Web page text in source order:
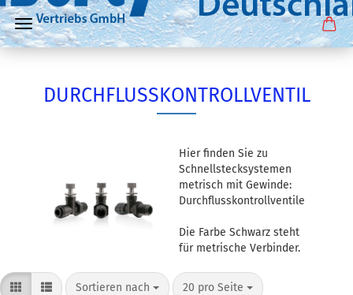
DURCHFLUSSKONTROLLVENTIL
Hier finden Sie zu
Schnellstecksystemen
metrisch mit Gewinde:
Durchflusskontrollventile
Die Farbe Schwarz steht
für metrische Verbinder.
Sortieren nach
Sortieren nach 20 pro Seite
pro Seite